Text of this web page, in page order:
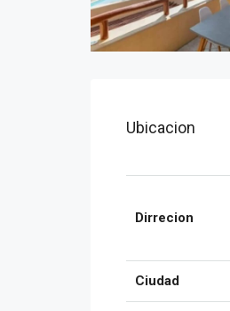
Ubicacion
Dirrecion
Ciudad